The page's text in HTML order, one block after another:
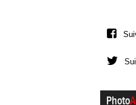
Photo